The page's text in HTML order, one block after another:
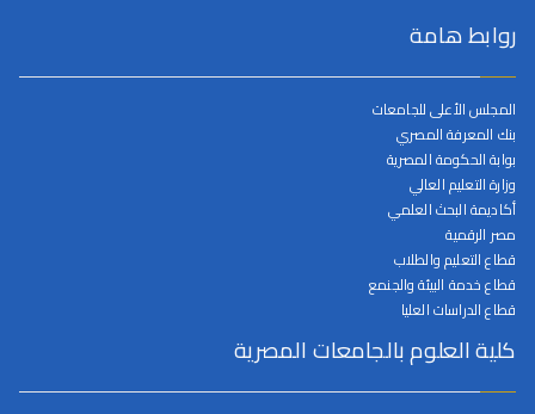
روابط هامة
المجلس الأعلى للجامعات
بنك المعرفة المصري
بوابة الحكومة المصرية
وزارة التعليم العالي
أكاديمة البحث العلمي
مصر الرقمية
قطاع التعليم والطلاب
قطاع خدمة البيئة والجنمع
قطاع الدراسات العليا
كلية العلوم بالجامعات المصرية